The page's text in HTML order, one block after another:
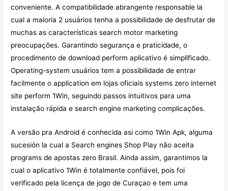
conveniente. A compatibilidade abrangente responsable la
cual a maioria 2 usuários tenha a possibilidade de desfrutar de
muchas as características search motor marketing
preocupações. Garantindo segurança e praticidade, o
procedimento de download perform aplicativo é simplificado.
Operating-system usuários tem a possibilidade de entrar
facilmente o application em lojas oficiais systems zero internet
site perform 1Win, seguindo passos intuitivos para uma
instalação rápida e search engine marketing complicações.
A versão pra Android é conhecida asi como 1Win Apk, alguma
sucesión la cual a Search engines Shop Play não aceita
programs de apostas zero Brasil. Ainda assim, garantimos la
cual o aplicativo 1Win é totalmente confiável, pois foi
verificado pela licença de jogo de Curaçao e tem uma